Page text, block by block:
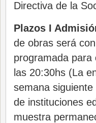
Directiva de la
Plazos I
de obras será
programada
las 20:30hs (La
semana
de instituciones
muestra